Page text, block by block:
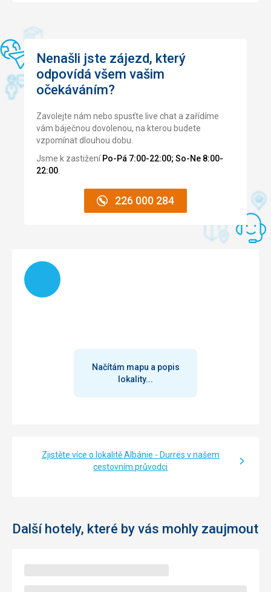
Nenašli jste zájezd, který
odpovídá všem vašim
očekáváním?
Zavolejte nám nebo spusťte live chat a zařídíme
vám báječnou dovolenou, na kterou budete
vzpomínat dlouhou dobu.
Jsme k zastižení Po-Pá 7:00-22:00; So-Ne 8:00-
22:00.
226 000 284
Načítám
Načítám mapu a popis
lokality...
Zjistěte více o lokalitě Albánie - Durrës v našem
cestovním průvodci
Další hotely, které by vás mohly zaujmout